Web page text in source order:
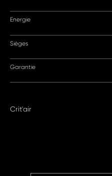
Energie
Sièges
Garantie
Crit'air